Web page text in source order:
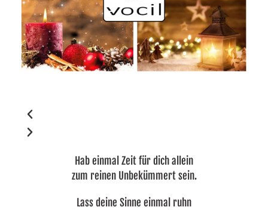
Hab einmal Zeit für dich allein
zum reinen Unbekümmert sein.
Lass deine Sinne einmal ruhn